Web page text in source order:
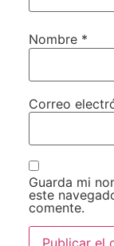
Nombre *
Correo
Guarda mi
este
comente.